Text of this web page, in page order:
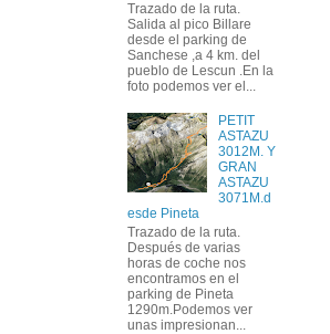
Trazado de la ruta.
Salida al pico Billare
desde el parking de
Sanchese ,a 4 km. del
pueblo de Lescun .En la
foto podemos ver el...
PETIT
ASTAZU
3012M. Y
GRAN
ASTAZU
3071M.d
esde Pineta
Trazado de la ruta.
Después de varias
horas de coche nos
encontramos en el
parking de Pineta
1290m.Podemos ver
unas impresionan...